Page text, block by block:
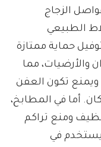
الزجاج
الطبيعي
حماية ممتازة
والأرضيات، مما
ويمنع تكون العفن
أما في المطابخ،
ومنع تراكم
يستخدم في